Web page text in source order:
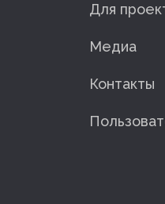
Для
Медиа
Контакты